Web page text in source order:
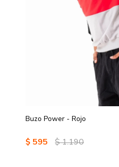
Buzo Power - Rojo
$ 595 $1.190